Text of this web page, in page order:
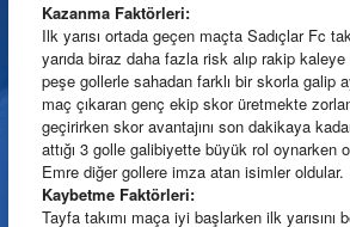
Kazanma Faktörleri:
Ilk yarısı ortada geçen maçta Sadıçlar Fc
yarıda biraz daha fazla risk alıp rakip
peşe gollerle sahadan farklı bir skorla galip
maç çıkaran genç ekip skor üretmekte
geçirirken skor avantajını son dakikaya
attığı 3 golle galibiyette büyük rol
Emre diğer gollere imza atan isimler oldular.
Kaybetme Faktörleri:
Tayfa takımı maça iyi başlarken ilk